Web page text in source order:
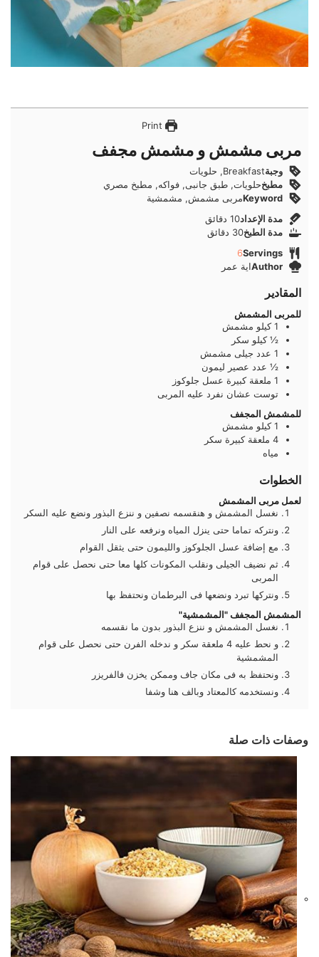
Print
مربى مشمش و مشمش مجفف
وجبةBreakfast, حلويات
مطبخحلويات, طبق جانبى, فواكه, مطبخ مصري
Keywordمربى مشمش, مشمشية
مدة الإعداد10دقائق
دقائق
مدة الطبخ30 دقائق
دقائق
Servings
6
Authorاية عمر
المقادير
للمربى المشمش
1 كيلو مشمش
½ كيلو سكر
1 عدد جيلى مشمش
½ عدد عصير ليمون
1 ملعقة كبيرة عسل جلوكوز
توست عشان نفرد عليه المربى
للمشمش المجفف
1 كيلو مشمش
4 ملعقة كبيرة سكر
مياه
الخطوات
لعمل مربى المشمش
نغسل المشمش و هنقسمه نصفين و ننزع البذور ونضع عليه السكر
ونتركه تماما حتى ينزل المياه ونرفعه على النار
مع إضافة عسل الجلوكوز والليمون حتى يثقل القوام
ثم نضيف الجيلى ونقلب المكونات كلها معا حتى نحصل على قوام
المربى
ونتركها تبرد ونضعها فى البرطمان ونحتفظ بها
المشمش المجفف "المشمشية"
نغسل المشمش و ننزع البذور بدون ما نقسمه
و نحط عليه 4 ملعقة سكر و ندخله الفرن حتى نحصل على قوام
المشمشية
ونحتفظ به فى مكان جاف وممكن يخزن فالفريزر
ونستخدمه كالمعتاد وبالف هنا وشفا
وصفات ذات صلة